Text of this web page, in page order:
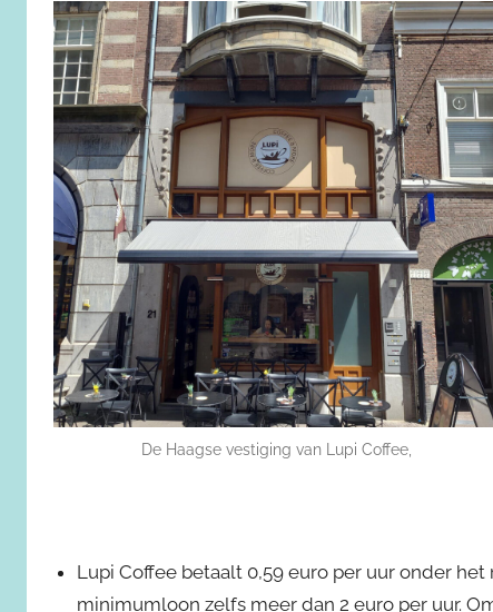
De Haagse vestiging van Lupi Coffee,
Lupi Coffee betaalt 0,59 euro per uur onder
minimumloon zelfs meer dan 2 euro per uur.